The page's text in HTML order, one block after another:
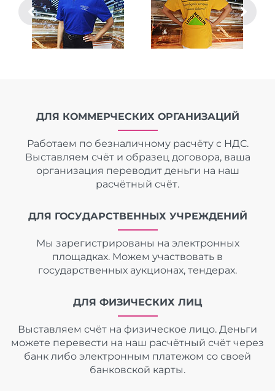
ДЛЯ КОММЕРЧЕСКИХ ОРГАНИЗАЦИЙ
Работаем по безналичному расчёту с НДС.
Выставляем счёт и образец договора, ваша
организация переводит деньги на наш
расчётный счёт.
ДЛЯ ГОСУДАРСТВЕННЫХ УЧРЕЖДЕНИЙ
Мы зарегистрированы на электронных
площадках. Можем участвовать в
государственных аукционах, тендерах.
ДЛЯ ФИЗИЧЕСКИХ ЛИЦ
Выставляем счёт на физическое лицо. Деньги
можете перевести на наш расчётный счёт через
банк либо электронным платежом со своей
банковской карты.